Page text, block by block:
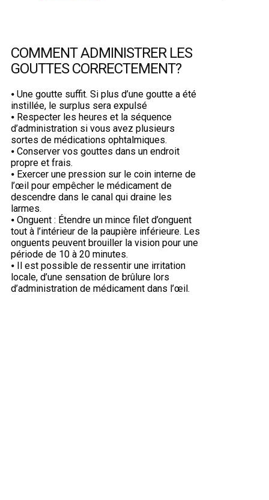
COMMENT ADMINISTRER LES
GOUTTES CORRECTEMENT?
⦁ Une goutte suffit. Si plus d’une goutte a été
instillée, le surplus sera expulsé
⦁ Respecter les heures et la séquence
d’administration si vous avez plusieurs
sortes de médications ophtalmiques.
⦁ Conserver vos gouttes dans un endroit
propre et frais.
⦁ Exercer une pression sur le coin interne de
l’œil pour empêcher le médicament de
descendre dans le canal qui draine les
larmes.
⦁ Onguent : Étendre un mince filet d’onguent
tout à l’intérieur de la paupière inférieure. Les
onguents peuvent brouiller la vision pour une
période de 10 à 20 minutes.
⦁ Il est possible de ressentir une irritation
locale, d’une sensation de brûlure lors
d’administration de médicament dans l’œil.